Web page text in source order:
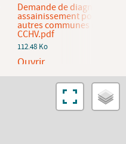
Demande de diagnostic
assainissement pour les
autres communes de la
CCHV.pdf
112.48 Ko
Ouvrir